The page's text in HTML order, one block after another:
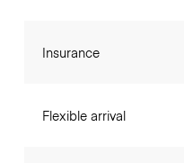
Insurance
Flexible arrival